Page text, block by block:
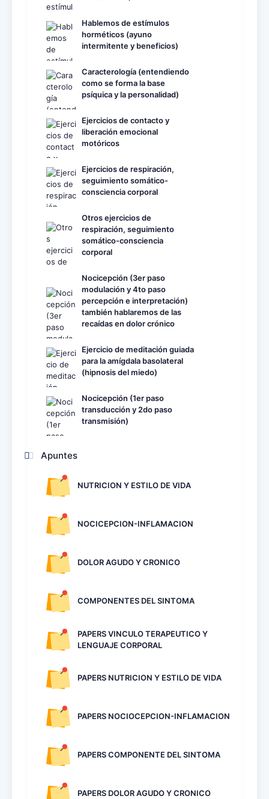
Hablemos de estímulos
horméticos (ayuno
intermitente y beneficios)
Caracterología (entendiendo
como se forma la base
psíquica y la personalidad)
Ejercicios de contacto y
liberación emocional
motóricos
Ejercicios de respiración,
seguimiento somático-
consciencia corporal
Otros ejercicios de
respiración, seguimiento
somático-consciencia
corporal
Nocicepción (3er paso
modulación y 4to paso
percepción e interpretación)
también hablaremos de las
recaídas en dolor crónico
Ejercicio de meditación guiada
para la amígdala basolateral
(hipnosis del miedo)
Nocicepción (1er paso
transducción y 2do paso
transmisión)
Apuntes
NUTRICION Y ESTILO DE VIDA
NOCICEPCION-INFLAMACION
DOLOR AGUDO Y CRONICO
COMPONENTES DEL SINTOMA
PAPERS VINCULO TERAPEUTICO Y
LENGUAJE CORPORAL
PAPERS NUTRICION Y ESTILO DE VIDA
PAPERS NOCIOCEPCION-INFLAMACION
PAPERS COMPONENTE DEL SINTOMA
PAPERS DOLOR AGUDO Y CRONICO